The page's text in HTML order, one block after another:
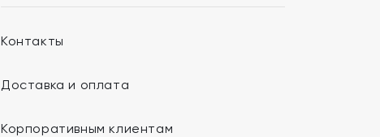
Контакты
Доставка и оплата
Корпоративным клиентам